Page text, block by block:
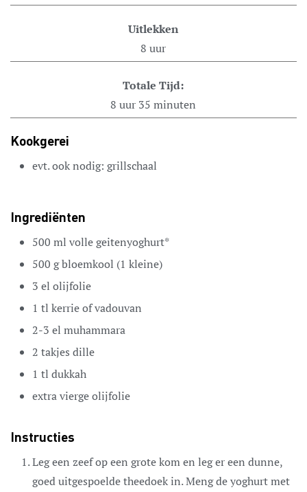
Uitlekken
8 uur
Totale Tijd:
8 uur 35 minuten
Kookgerei
evt. ook nodig: grillschaal
Ingrediënten
500 ml volle geitenyoghurt*
500 gbloemkool (1 kleine)
3 el olijfolie
1 tl kerrie of vadouvan
2-3 el muhammara
2 takjes dille
1 tl dukkah
extra vierge olijfolie
Instructies
Leg een zeef op een grote kom en leg er een dunne,
goed uitgespoelde theedoek in. Meng de yoghurt met